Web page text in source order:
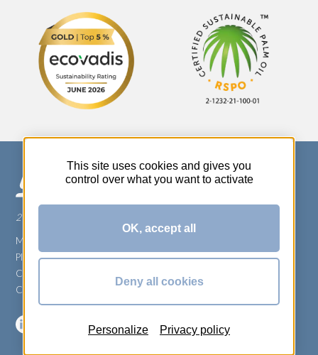
270 Rue Thérèse Planiol - 37310 TAUXIGNY
Mentions légales
Plan du site
Carrière
Conditions générales de vente
This site uses cookies and gives you
control over what you want to activate
OK, accept all
Deny all cookies
Personalize Privacy policy